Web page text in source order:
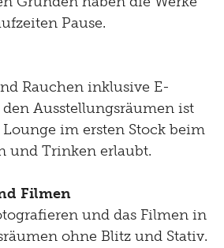
Pause.
Rauchen inklusive E-
Ausstellungsräumen ist
im ersten Stock beim
und Trinken erlaubt.
Filmen
und das Filmen in
ohne Blitz und Stativ.